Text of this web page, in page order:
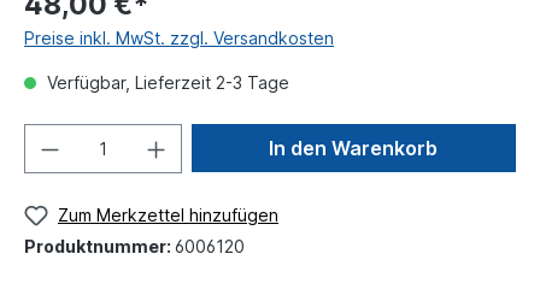
Preise inkl. MwSt. zzgl. Versandkosten
Verfügbar, Lieferzeit 2-3 Tage
In den Warenkorb
Zum Merkzettel hinzufügen
Produktnummer: 6006120